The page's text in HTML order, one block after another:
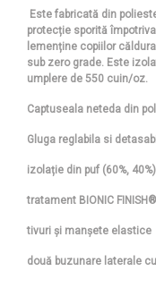
Este fabricată din
protecție sporită
lemenține copiilor
sub zero grade. Este
umplere de 550 cuin/oz.
Captuseala neteda din
Gluga reglabila si
izolație din puf (60%, 40%)
tratament BIONIC
tivuri și manșete elastice
două buzunare laterale